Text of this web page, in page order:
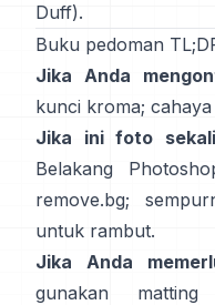
Duff).
Buku pedoman
Jika Anda
kunci kroma;
Jika ini foto
Belakang
remove.bg;
untuk rambut.
Jika Anda
gunakan